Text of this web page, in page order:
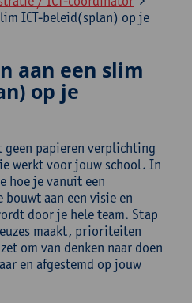
ICT-beleid(splan) op je
aan een slim
op je
geen papieren verplichting
werkt voor jouw school. In
hoe je vanuit een
aan een visie en
door je hele team. Stap
maakt, prioriteiten
om van denken naar doen
en afgestemd op jouw